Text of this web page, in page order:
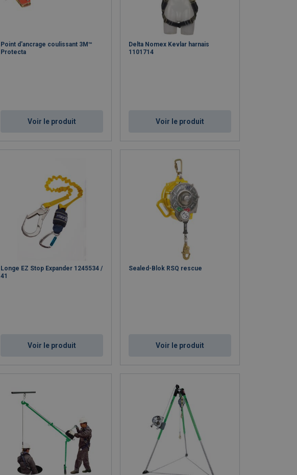
Point d'ancrage coulissant 3M™
Protecta
Voir le produit
Delta Nomex Kevlar harnais
1101714
Voir le produit
Longe EZ Stop Expander 1245534 /
41
Voir le produit
Sealed-Blok RSQ rescue
Voir le produit